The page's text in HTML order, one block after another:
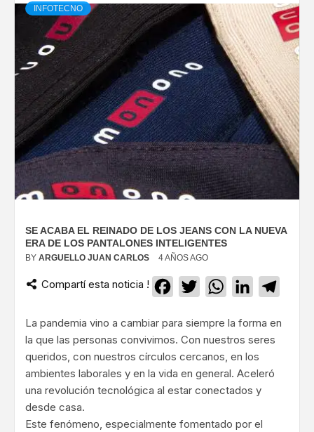
INFOTECNO
SE ACABA EL REINADO DE LOS JEANS CON LA NUEVA
ERA DE LOS PANTALONES INTELIGENTES
BY ARGUELLO JUAN CARLOS 4 AÑOS AGO
Compartí esta noticia ! Facebook
TwitterWhatsApp
LinkedIn
La pandemia vino a cambiar para siempre la forma en
la que las personas convivimos. Con nuestros seres
queridos, con nuestros círculos cercanos, en los
ambientes laborales y en la vida en general. Aceleró
una revolución tecnológica al estar conectados y
desde casa.
Este fenómeno, especialmente fomentado por el